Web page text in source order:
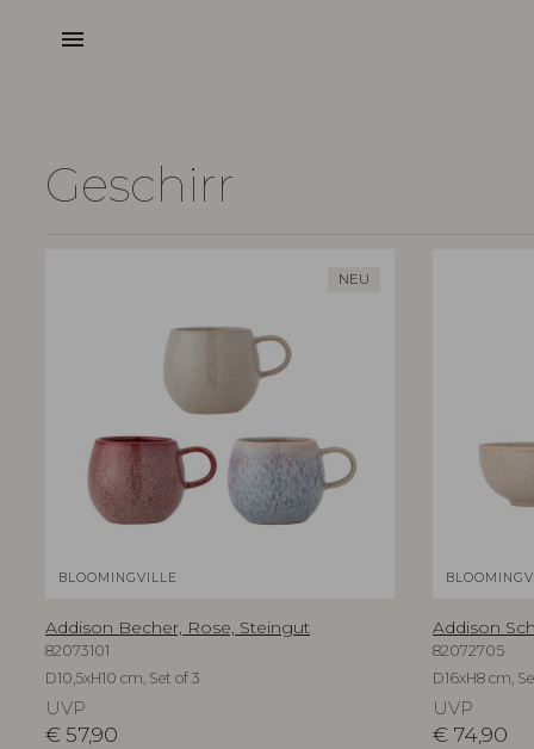
menu
Geschirr
NEU
BLOOMINGVILLE
Addison Becher, Rose, Steingut
82073101
D10,5xH10 cm, Set of 3
UVP
€57,90
Addison
82072705
D16xH8 cm,
UVP
€ 74,90